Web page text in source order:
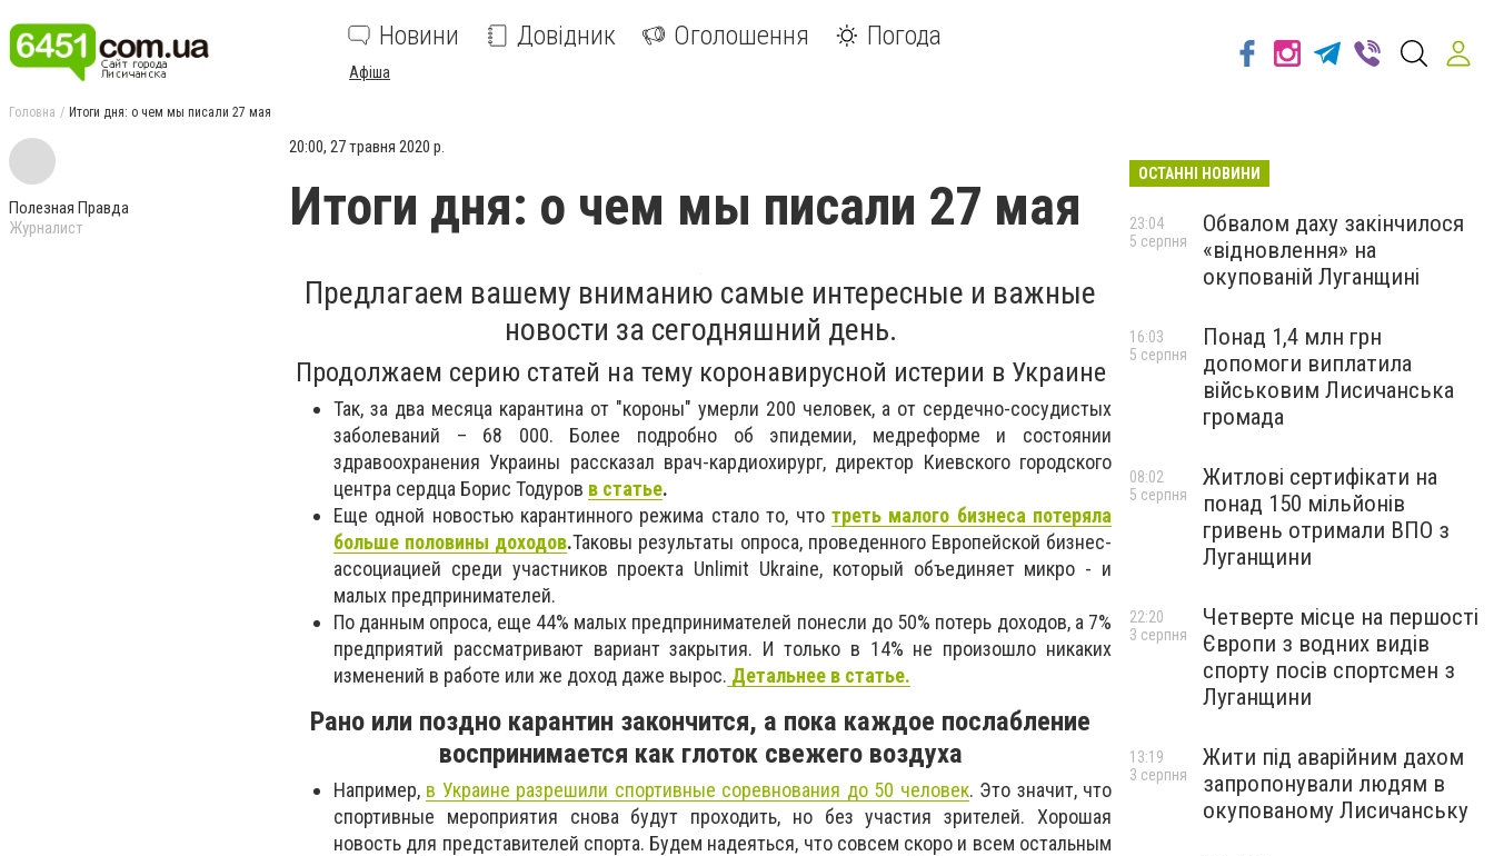
Новини Довідник Оголошення Погода
Афіша
Головна Итоги дня: о чем мы писали 27 мая
Полезная Правда
Журналист
20:00, 27 травня 2020 р.
Итоги дня: о чем мы писали 27 мая
Предлагаем вашему вниманию самые интересные и важные
новости за сегодняшний день.
Продолжаем серию статей на тему коронавирусной истерии в Украине
Так, за два месяца карантина от "короны" умерли 200 человек, а от сердечно-сосудистых
заболеваний – 68 000. Более подробно об эпидемии, медреформе и состоянии
здравоохранения Украины рассказал врач-кардиохирург, директор Киевского городского
центра сердца Борис Тодуров в статье.
Еще одной новостью карантинного режима стало то, что треть малого бизнеса потеряла
больше половины доходов.Таковы результаты опроса, проведенного Европейской бизнес-
ассоциацией среди участников проекта Unlimit Ukraine, который объединяет микро - и
малых предпринимателей.
По данным опроса, еще 44% малых предпринимателей понесли до 50% потерь доходов, а 7%
предприятий рассматривают вариант закрытия. И только в 14% не произошло никаких
изменений в работе или же доход даже вырос. Детальнее в статье.
Рано или поздно карантин закончится, а пока каждое послабление
воспринимается как глоток свежего воздуха
Например, в Украине разрешили спортивные соревнования до 50 человек. Это значит, что
спортивные мероприятия снова будут проходить, но без участия зрителей. Хорошая
новость для представителей спорта. Будем надеяться, что совсем скоро и всем остальным
ОСТАННІ НОВИНИ
Обвалом даху закінчилося
«відновлення» на
окупованій Луганщині
23:04
5 серпня
Понад 1,4 млн грн
допомоги виплатила
військовим Лисичанська
громада
16:03
5 серпня
Житлові сертифікати на
понад 150 мільйонів
гривень отримали ВПО з
Луганщини
08:02
5 серпня
Четверте місце на першості
Європи з водних видів
спорту посів спортсмен з
Луганщини
22:20
3 серпня
Жити під аварійним дахом
запропонували людям в
окупованому Лисичанську
13:19
3 серпня